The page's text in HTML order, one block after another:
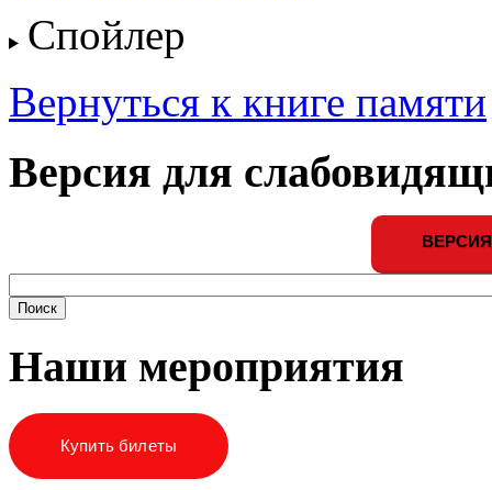
Спойлер
Вернуться к книге памяти
Версия для
Наши мероприятия
Купить билеты